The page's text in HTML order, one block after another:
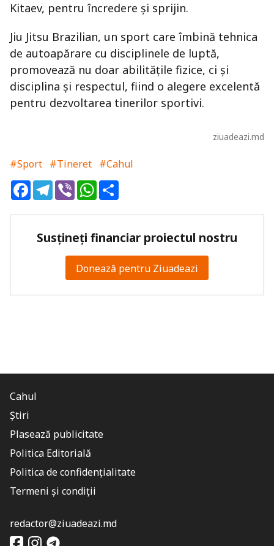
Kitaev, pentru încredere și sprijin.
Jiu Jitsu Brazilian, un sport care îmbină tehnica
de autoapărare cu disciplinele de luptă,
promovează nu doar abilitățile fizice, ci și
disciplina și respectul, fiind o alegere excelentă
pentru dezvoltarea tinerilor sportivi.
ziuadeazi.md
#Sport #Tineret #Cahul
FacebookTelegram
ViberWhatsApp
Susțineți financiar proiectul nostru
Donează pentru Ziuadeazi
Cahul
Știri
Plasează publicitate
Politica Editorială
Politica de confidențialitate
Termeni și condiții
redactor@ziuadeazi.md